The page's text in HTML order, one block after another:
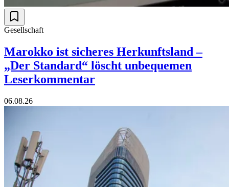
Gesellschaft
Marokko ist sicheres Herkunftsland –
„Der Standard“ löscht unbequemen
Leserkommentar
06.08.26